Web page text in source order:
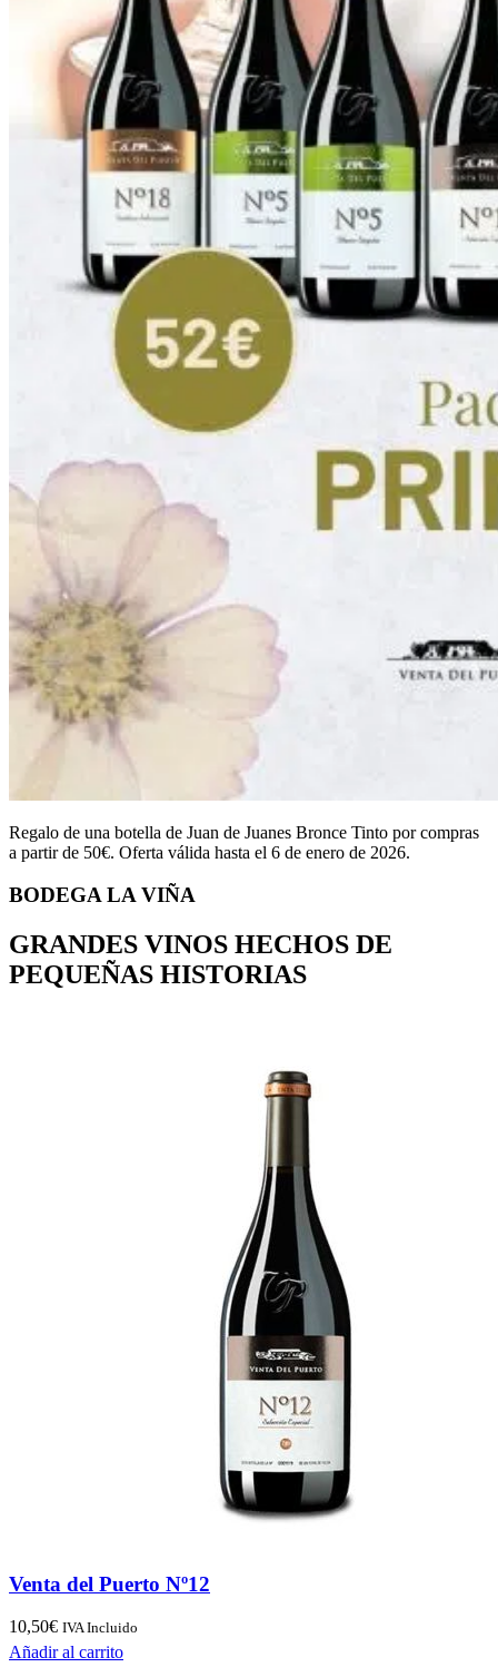
Regalo de una botella de Juan de Juanes Bronce Tinto por compras
a partir de 50€. Oferta válida hasta el 6 de enero de 2026.
BODEGA LA VIÑA
GRANDES VINOS HECHOS DE
PEQUEÑAS HISTORIAS
Venta del Puerto Nº12
10,50€ IVA Incluido
Añadir al carrito